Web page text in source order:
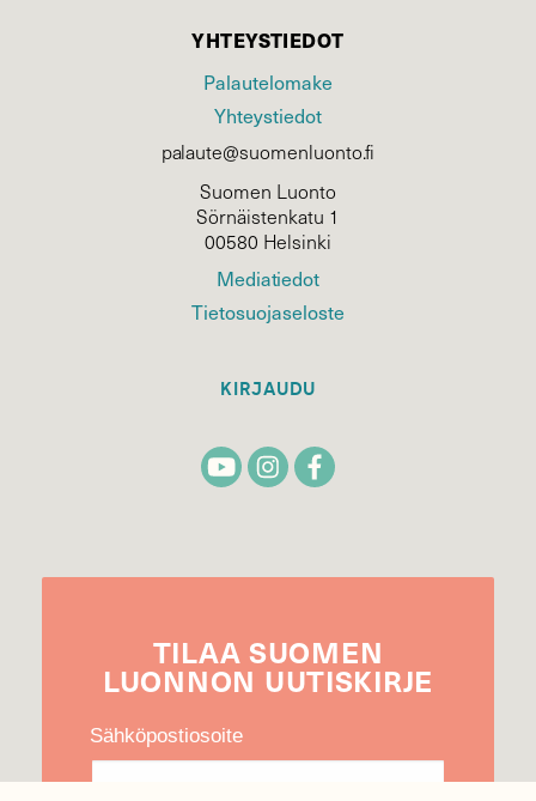
YHTEYSTIEDOT
Palautelomake
Yhteystiedot
palaute@suomenluonto.fi
Suomen Luonto
Sörnäistenkatu 1
00580 Helsinki
Mediatiedot
Tietosuojaseloste
KIRJAUDU
TILAA SUOMEN
LUONNON UUTIS­KIRJE
Sähköpostiosoite